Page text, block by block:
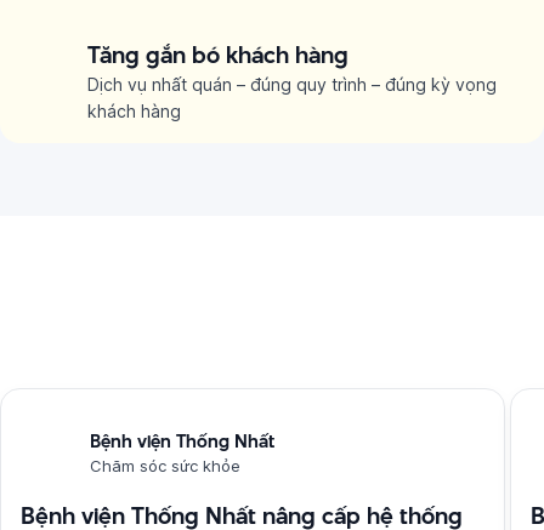
Tăng gắn bó khách hàng
Dịch vụ nhất quán – đúng quy trình – đúng kỳ vọng
khách hàng
Bệnh viện Thống Nhất
Chăm sóc sức khỏe
Bệnh viện Thống Nhất nâng cấp hệ thống